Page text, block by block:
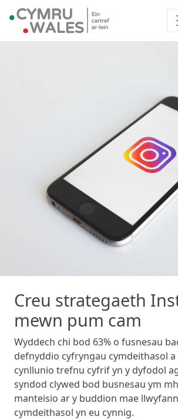
Creu strategaeth
mewn pum cam
Wyddech chi bod 63% o fusnesau
defnyddio cyfryngau cymdeithasol a
cynllunio trefnu cyfrif yn y dyfodol
syndod clywed bod busnesau ym
manteisio ar y buddion mae
cymdeithasol yn eu cynnig.